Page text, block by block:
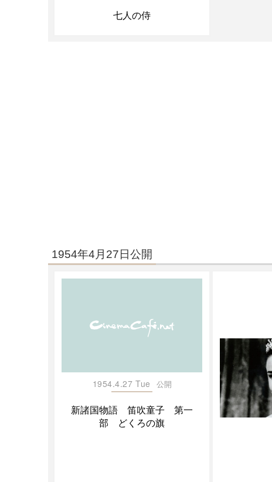
七人の侍
1954年4月27日公開
1954.4.27 Tue 公開
新諸国物語 笛吹童子 第一
部 どくろの旗